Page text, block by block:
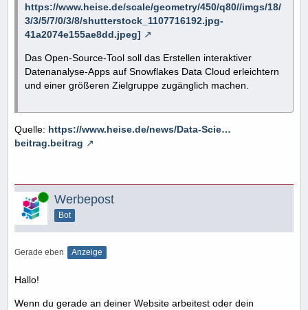
https://www.heise.de/scale/geometry/450/q80//imgs/18/
3/3/5/7/0/3/8/shutterstock_1107716192.jpg-
41a2074e155ae8dd.jpeg]
Das Open-Source-Tool soll das Erstellen interaktiver
Datenanalyse-Apps auf Snowflakes Data Cloud erleichtern
und einer größeren Zielgruppe zugänglich machen.
Quelle: https://www.heise.de/news/Data-Scie…
beitrag.beitrag
Online Werbepost
Bot
Gerade eben Anzeige
Hallo!
Wenn du gerade an deiner Website arbeitest oder dein